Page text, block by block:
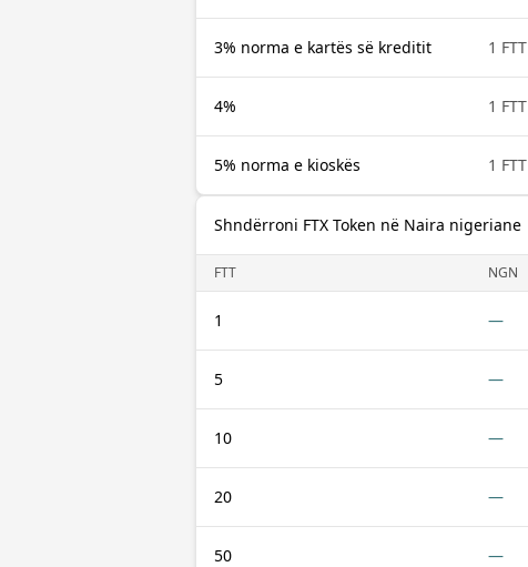
3% norma e kartës së kreditit 1 FTT
4% 1 FTT
5% norma e kioskës 1 FTT
Shndërroni FTX Token në Naira nigeriane
FTT NGN
1 —
5 —
10 —
20 —
50 —